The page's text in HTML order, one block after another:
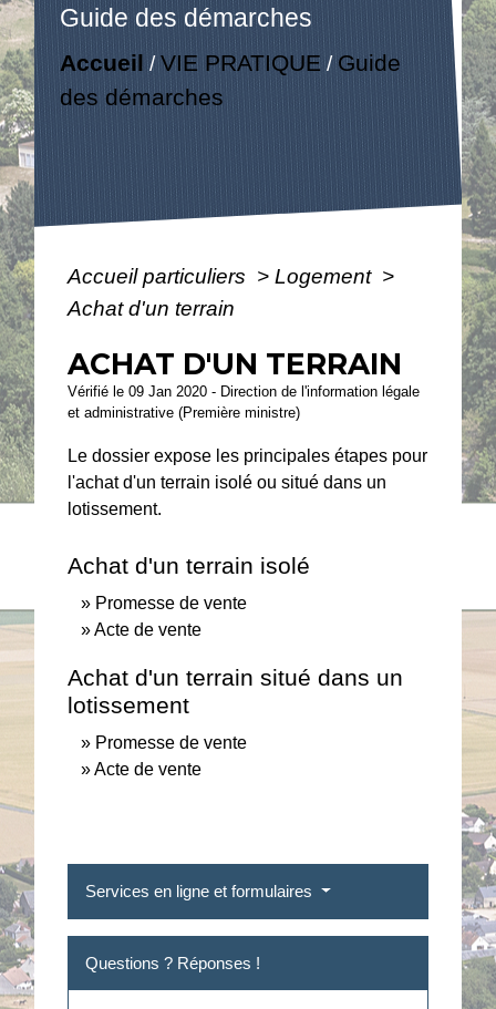
Guide des démarches
Accueil /VIE PRATIQUE / Guide
des démarches
Accueil particuliers > Logement >
Achat d'un terrain
ACHAT D'UN TERRAIN
Vérifié le 09 Jan 2020 - Direction de l'information légale
et administrative (Première ministre)
Le dossier expose les principales étapes pour
l'achat d'un terrain isolé ou situé dans un
lotissement.
Achat d'un terrain isolé
Promesse de vente
Acte de vente
Achat d'un terrain situé dans un
lotissement
Promesse de vente
Acte de vente
Services en ligne et formulaires
Questions ? Réponses !